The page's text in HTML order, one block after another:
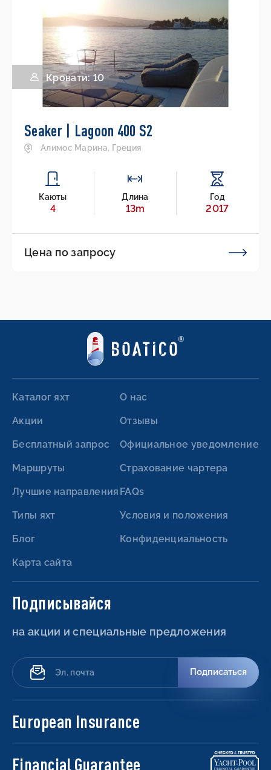
Кровати: 10
Seaker | Lagoon 400 S2
Алимос Марина, Греция
Каюты
4
Длина
13m
Год
2017
Цена по запросу
Каталог яхт
Акции
Бесплатный запрос
Маршруты
Лучшие направления
Типы яхт
Блог
Карта сайта
О нас
Отзывы
Официальное уведомление
Страхование чартера
FAQs
Условия и положения
Конфиденциальность
Подписывайся
на акции и специальные предложения
Подписаться
European Insurance
Financial Guarantee